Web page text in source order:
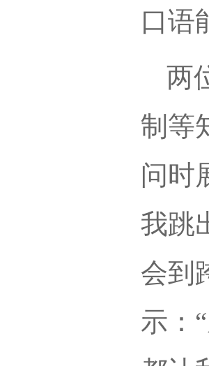
口语
两
制等
问时
我跳
会到
示：